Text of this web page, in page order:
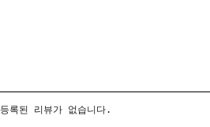
등록된 리뷰가 없습니다.